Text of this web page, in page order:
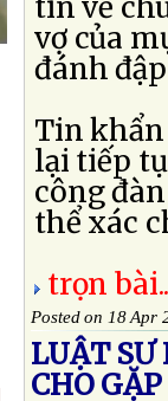
tin về
vợ của
đánh
Tin khẩn
lại tiếp
công
thể xác
trọn
Posted on 18 Apr
LUẬT
CHO